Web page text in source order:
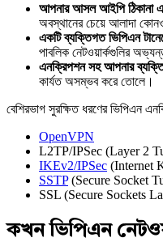
আপনার আসল আইপি ঠিকানা
অবস্থানের চেয়ে আলাদা
একটি ব্যক্তিগত ভিপিএন
পাবলিক নেটওয়ার্কগুলির
এনক্রিপশন সহ আপনার
কার্যত অসম্ভব করে তোলে।
বেশিরভাগ সুরক্ষিত ধরণের ভিপিএন
OpenVPN
L2TP/IPSec (Layer 2
IKEv2/IPSec (Internet
SSTP(Secure Socket
SSL (Secure Sockets
কখন ভিপিএন